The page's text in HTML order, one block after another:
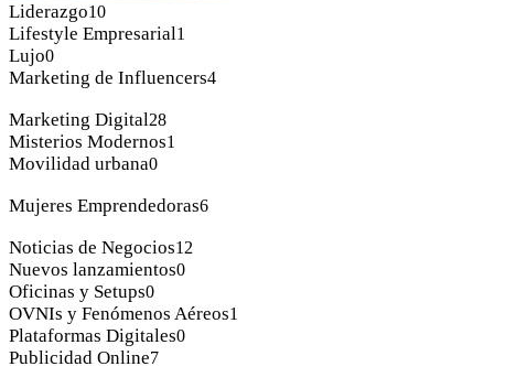
Liderazgo10
Lifestyle Empresarial1
Lujo0
Marketing de Influencers4
Marketing Digital28
Misterios Modernos1
Movilidad urbana0
Mujeres Emprendedoras6
Noticias de Negocios12
Nuevos lanzamientos0
Oficinas y Setups0
OVNIs y Fenómenos Aéreos1
Plataformas Digitales0
Publicidad Online7